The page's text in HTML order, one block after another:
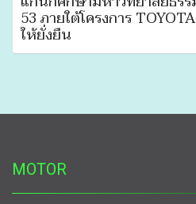
53 ภายใต้โครงการ
ให้ยั่งยืน
MOTOR